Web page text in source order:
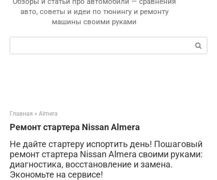
авто, советы и идеи по тюнингу и ремонту
машины своими руками
Поиск:
Главная » Almera
Ремонт стартера Nissan Almera
Не дайте стартеру испортить день! Пошаговый
ремонт стартера Nissan Almera своими руками:
диагностика, восстановление и замена.
Экономьте на сервисе!